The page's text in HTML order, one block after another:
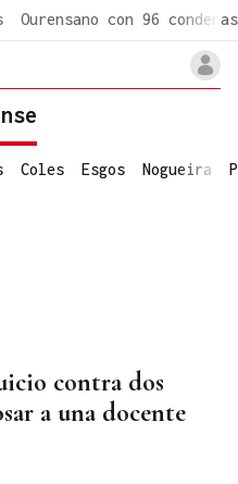
Ourensano con 96 condenas
Coles Esgos Nogueira
contra dos
a una docente